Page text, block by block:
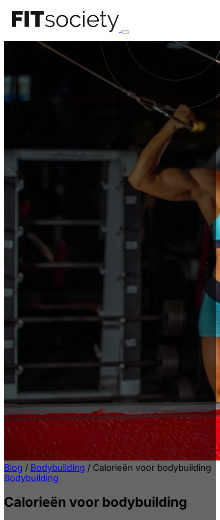
Blog / Bodybuilding / Calorieën voor bodybuilding
Bodybuilding
Calorieën voor bodybuilding